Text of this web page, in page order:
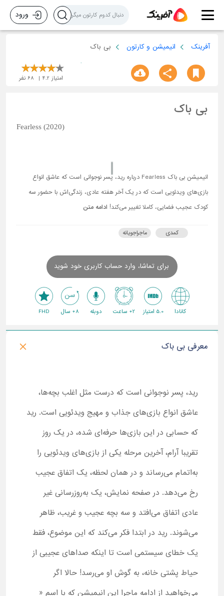
ورود
آفرینک انیمیشن و کارتون بی باک
امتیاز 4.2
68 نفر
بی باک
Fearless (2020)
انیمیشن بی باک Fearless درباره رید، پسر نوجوانی است که عاشق انواع
بازی‌های ویدئویی است که در یک آخر هفته عادی، زندگی‌اش با حضور سه
کودک عجیب فضایی، کاملا تغییر می‌کند! ادامه متن
کمدی ماجراجویانه
برای تماشا، وارد حساب کاربری خود شوید
کانادا 5.0 امتیاز 2+ ساعت دوبله 8+ سال FHD
معرفی بی باک
رید، پسر نوجوانی است که درست مثل اغلب بچه‌ها،
عاشق انواع بازی‌های جذاب و مهیج ویدئویی است. رید
که حسابی در این بازی‌ها حرفه‌ای شده، در یک روز
تقریبا آرام، آخرین مرحله یکی از بازی‌های ویدئویی را
به‌اتمام می‌رساند و در همان لحظه، یک اتفاق عجیب
رخ می‌دهد. در صفحه نمایش، یک به‌روزرسانی غیر
عادی اتفاق می‌افتد و سه بچه عجیب و غریب، ظاهر
می‌شوند. رید در ابتدا فکر می‌کند که این موضوع، فقط
یک خطای سیستمی است تا اینکه صداهای عجیبی از
حیاط پشتی خانه، به گوش او می‌رسد! حالا اگر
می‌خواهید از ادامه ماجرا این انیمیشن که با اسم «